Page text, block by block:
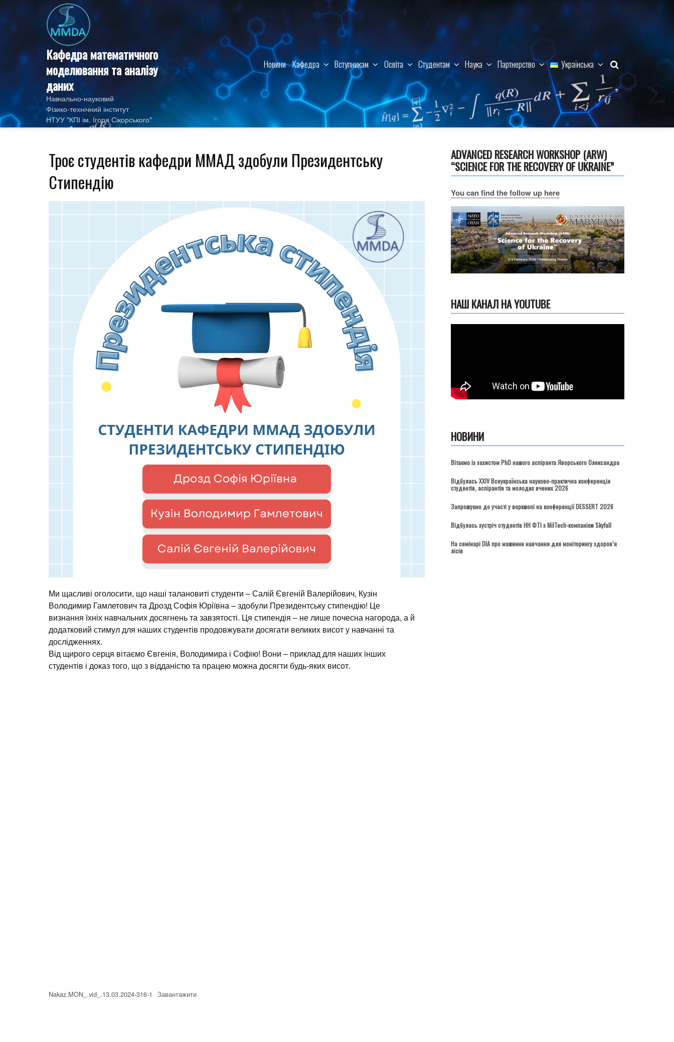
content
Кафедра математичного
моделювання та аналізу
даних
Навчально-науковий
Фізико‑технічний інститут
НТУУ "КПІ ім. Ігоря Сікорського"
Новини Кафедра Вступникам Освіта Студентам Наука Партнерство Українська
Троє студентів кафедри ММАД здобули Президентську
Стипендію
Ми щасливі оголосити, що наші талановиті студенти – Салій Євгеній Валерійович, Кузін
Володимир Гамлетович та Дрозд Софія Юріївна – здобули Президентську стипендію! Це
визнання їхніх навчальних досягнень та завзятості. Ця стипендія – не лише почесна нагорода, а й
додатковий стимул для наших студентів продовжувати досягати великих висот у навчанні та
дослідженнях.
Від щирого серця вітаємо Євгенія, Володимира і Софію! Вони – приклад для наших інших
студентів і доказ того, що з відданістю та працею можна досягти будь-яких висот.
Nakaz.MON_.vid_.13.03.2024-316-1 Завантажити
ADVANCED RESEARCH WORKSHOP (ARW)
“SCIENCE FOR THE RECOVERY OF UKRAINE”
You can find the follow up here
НАШ КАНАЛ НА YOUTUBE
НОВИНИ
Вітаємо із захистом PhD нашого аспіранта Яворського Олександра
Відбулась ХХІV Всеукраїнська науково-практична конференція
студентів, аспірантів та молодих вчених 2026
Запрошуємо до участі у воркшопі на конференції DESSERT 2026
Відбулась зустріч студентів НН ФТІ з MilTech-компанією Skyfall
На семінарі DIA про машинне навчання для моніторингу здоров’я
лісів